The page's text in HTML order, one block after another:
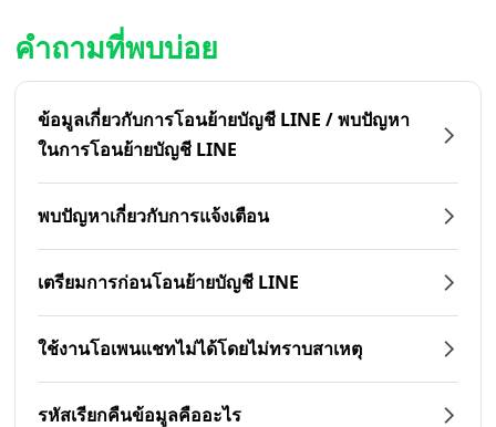
คำถามที่พบบ่อย
ข้อมูลเกี่ยวกับการโอนย้ายบัญชี LINE / พบปัญหา
ในการโอนย้ายบัญชี LINE
พบปัญหาเกี่ยวกับการแจ้งเตือน
เตรียมการก่อนโอนย้ายบัญชี LINE
ใช้งานโอเพนแชทไม่ได้โดยไม่ทราบสาเหตุ
รหัสเรียกคืนข้อมูลคืออะไร